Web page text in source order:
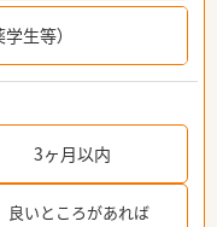
生等）
3ヶ月以内
良いところがあれば